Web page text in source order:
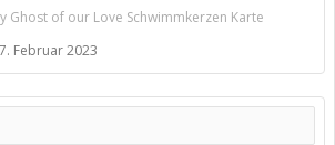
Ghost of our Love Schwimmkerzen Karte
Februar 2023